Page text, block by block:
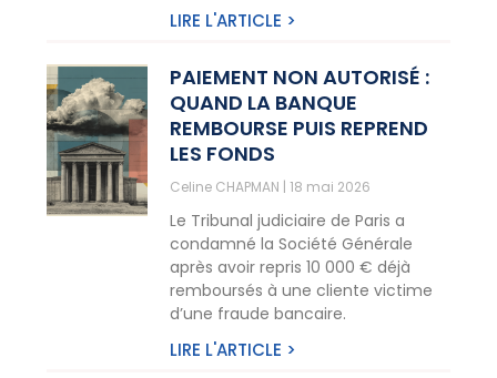
LIRE L'ARTICLE >
PAIEMENT NON AUTORISÉ :
QUAND LA BANQUE
REMBOURSE PUIS REPREND
LES FONDS
Celine CHAPMAN 18 mai 2026
Le Tribunal judiciaire de Paris a
condamné la Société Générale
après avoir repris 10 000 € déjà
remboursés à une cliente victime
d’une fraude bancaire.
LIRE L'ARTICLE >